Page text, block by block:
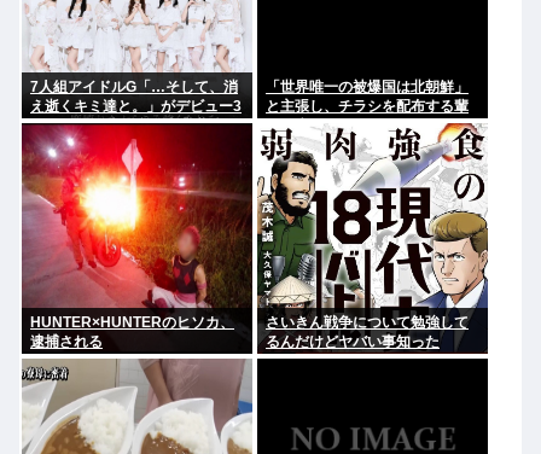
7人組アイドルG「…そして、消
え逝くキミ達と。」がデビュー3
か月で解散 事務所が事業継続困
難なため
「世界唯一の被爆国は北朝鮮」
と主張し、チラシを配布する輩
が発生
HUNTER×HUNTERのヒソカ、
逮捕される
さいきん戦争について勉強して
るんだけどヤバい事知った